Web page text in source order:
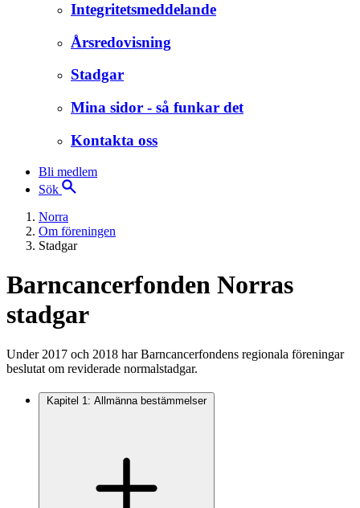
Integritetsmeddelande
Årsredovisning
Stadgar
Mina sidor - så funkar det
Kontakta oss
Bli medlem
Sök
Norra
Om föreningen
Stadgar
Barncancerfonden Norras
stadgar
Under 2017 och 2018 har Barncancerfondens regionala föreningar
beslutat om reviderade normalstadgar.
Kapitel 1: Allmänna bestämmelser